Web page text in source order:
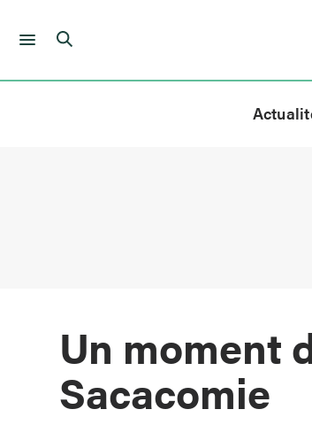
Skip
Un moment
Sacacomie